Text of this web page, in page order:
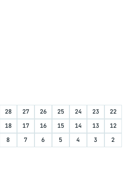
28 27 26 25 24 23
22
18 17 16 15 14 13
12
8 7 6 5 4 3
2